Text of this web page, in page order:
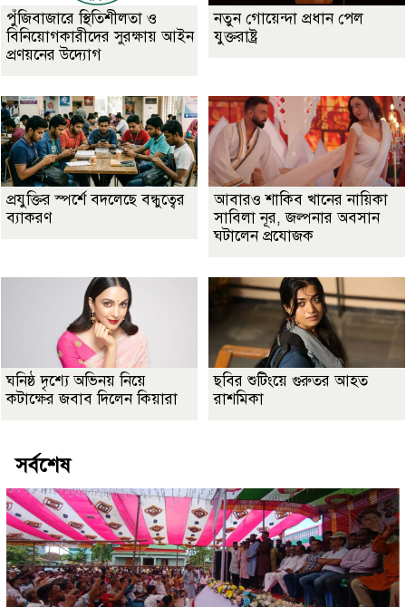
পুঁজিবাজারে স্থিতিশীলতা ও
বিনিয়োগকারীদের সুরক্ষায় আইন
প্রণয়নের উদ্যোগ
নতুন গোয়েন্দা প্রধান পেল
যুক্তরাষ্ট্র
প্রযুক্তির স্পর্শে বদলেছে বন্ধুত্বের
ব্যাকরণ
আবারও শাকিব খানের নায়িকা
সাবিলা নূর, জল্পনার অবসান
ঘটালেন প্রযোজক
ঘনিষ্ঠ দৃশ্যে অভিনয় নিয়ে
কটাক্ষের জবাব দিলেন কিয়ারা
ছবির শুটিংয়ে গুরুতর আহত
রাশমিকা
সর্বশেষ